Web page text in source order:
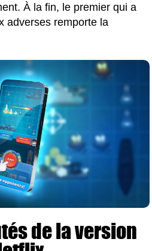
À la fin, le premier qui a
adverses remporte la
de la version